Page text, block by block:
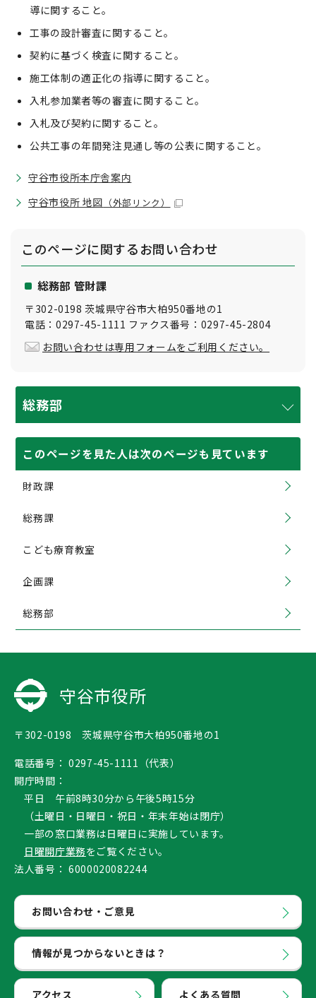
導に関すること。
工事の設計審査に関すること。
契約に基づく検査に関すること。
施工体制の適正化の指導に関すること。
入札参加業者等の審査に関すること。
入札及び契約に関すること。
公共工事の年間発注見通し等の公表に関すること。
守谷市役所本庁舎案内
守谷市役所 地図 （外部リンク）
このページに関するお問い合わせ
総務部 管財課
〒302-0198 茨城県守谷市大柏950番地の1
電話：0297-45-1111 ファクス番号：0297-45-2804
お問い合わせは専用フォームをご利用ください。
総務部
このページを見た人は次のページも見ています
財政課
総務課
こども療育教室
企画課
総務部
守谷市役所
〒302-0198 茨城県守谷市大柏950番地の1
電話番号： 0297-45-1111（代表）
開庁時間：
平日 午前8時30分から午後5時15分
（土曜日・日曜日・祝日・年末年始は閉庁）
一部の窓口業務は日曜日に実施しています。
日曜開庁業務をご覧ください。
法人番号： 6000020082244
お問い合わせ・ご意見
情報が見つからないときは？
アクセス よくある質問